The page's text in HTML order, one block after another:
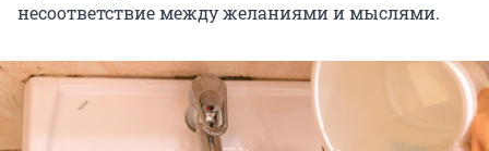
несоответствие между желаниями и мыслями.